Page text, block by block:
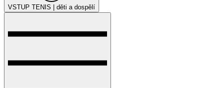
VSTUP TENIS | děti a dospělí